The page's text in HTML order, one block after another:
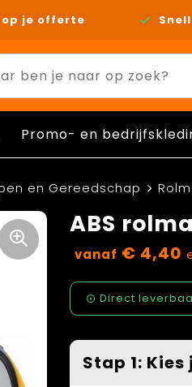
op je offerte
Promo- en
en Gereedschap
ABS
vanaf € 4,40
Direct
Stap 1: